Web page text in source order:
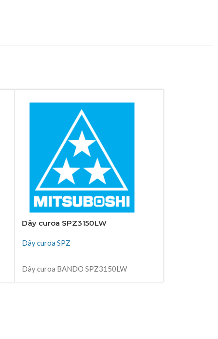
Dây curoa SPZ3150LW
Dây curoa SPZ
Dây curoa BANDO SPZ3150LW